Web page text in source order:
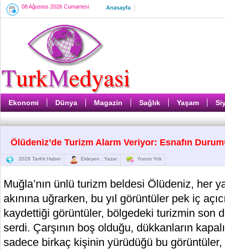
08 Ağustos 2026 Cumartesi Anasayfa
Ekonomi Dünya Magazin Sağlık Yaşam
Ölüdeniz’de Turizm Alarm Veriyor: Esnafın
2026 Tarihli Haber Ekleyen : Yazar Yorum Yok
Muğla’nın ünlü turizm beldesi Ölüdeniz, her
akınına uğrarken, bu yıl görüntüler pek iç
kaydettiği görüntüler, bölgedeki turizmin son
serdi. Çarşının boş olduğu, dükkanların
sadece birkaç kişinin yürüdüğü bu görüntüler,